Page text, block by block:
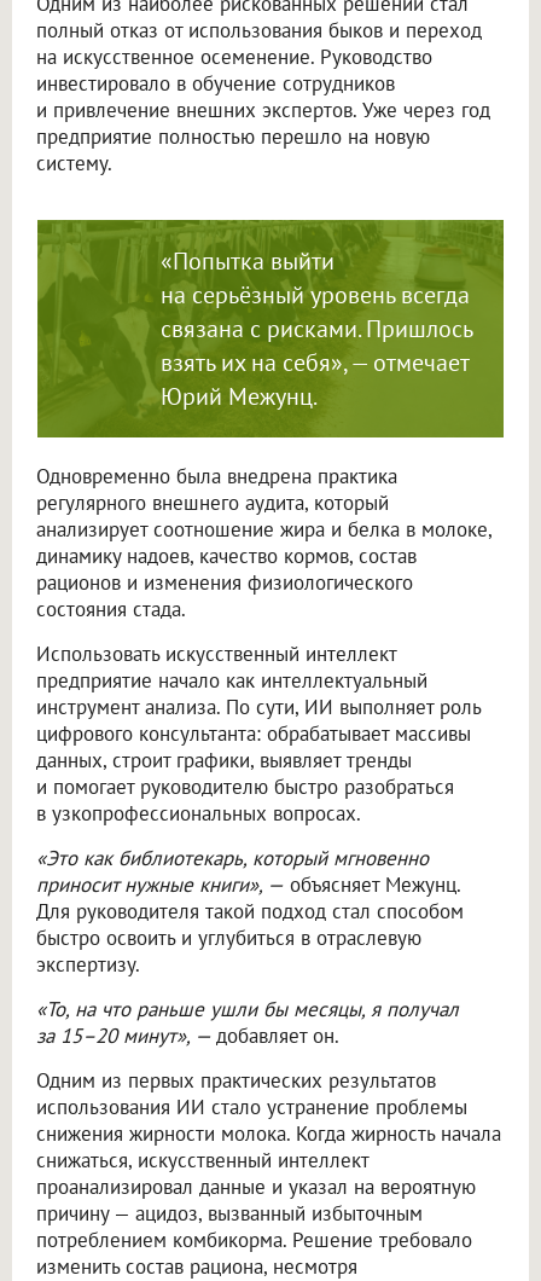
полный отказ от использования быков и переход
на искусственное осеменение. Руководство
инвестировало в обучение сотрудников
и привлечение внешних экспертов. Уже через год
предприятие полностью перешло на новую
систему.
«Попытка выйти
на серьёзный уровень всегда
связана с рисками. Пришлось
взять их на себя», — отмечает
Юрий Межунц.
Одновременно была внедрена практика
регулярного внешнего аудита, который
анализирует соотношение жира и белка в молоке,
динамику надоев, качество кормов, состав
рационов и изменения физиологического
состояния стада.
Использовать искусственный интеллект
предприятие начало как интеллектуальный
инструмент анализа. По сути, ИИ выполняет роль
цифрового консультанта: обрабатывает массивы
данных, строит графики, выявляет тренды
и помогает руководителю быстро разобраться
в узкопрофессиональных вопросах.
«Это как библиотекарь, который мгновенно
приносит нужные книги», — объясняет Межунц.
Для руководителя такой подход стал способом
быстро освоить и углубиться в отраслевую
экспертизу.
«То, на что раньше ушли бы месяцы, я получал
за 15–20 минут», —добавляет он.
Одним из первых практических результатов
использования ИИ стало устранение проблемы
снижения жирности молока. Когда жирность начала
снижаться, искусственный интеллект
проанализировал данные и указал на вероятную
причину — ацидоз, вызванный избыточным
потреблением комбикорма. Решение требовало
изменить состав рациона, несмотря